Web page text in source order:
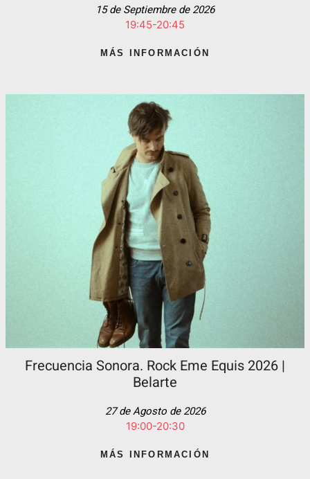
15 de Septiembre de 2026
19:45-20:45
MÁS INFORMACIÓN
Frecuencia Sonora. Rock Eme Equis 2026 |
Belarte
27 de Agosto de 2026
19:00-20:30
MÁS INFORMACIÓN